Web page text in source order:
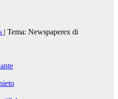
| Tema: Newspaperex di